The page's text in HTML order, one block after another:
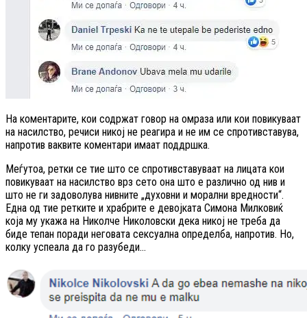
На коментарите, кои содржат говор на омраза или кои повикуваат
на насилство, речиси никој не реагира и не им се спротивставува,
напротив ваквите коментари имаат поддршка.
Меѓутоа, ретки се тие што се спротивставуваат на лицата кои
повикуваат на насилство врз сето она што е различно од нив и
што не ги задоволува нивните „духовни и морални вредности“.
Една од тие ретките и храбрите е девојката Симона Милковиќ
која му укажа на Николче Николовски дека никој не треба да
биде тепан поради неговата сексуална определба, напротив. Но,
колку успеала да го разубеди…